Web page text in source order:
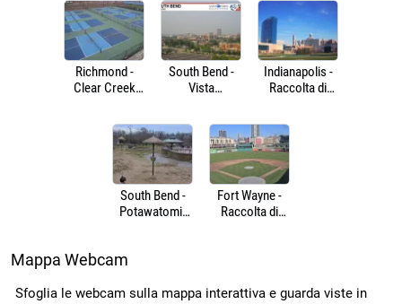
Richmond -
Clear Creek
Pickleball
South Bend -
Vista
Indianapolis -
Raccolta di
South Bend -
Potawatomi-
Fort Wayne -
Raccolta di
Mappa Webcam
Sfoglia le webcam sulla mappa interattiva e guarda viste in